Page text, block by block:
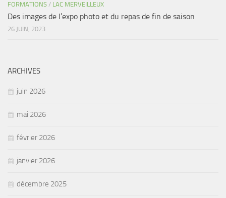
FORMATIONS / LAC MERVEILLEUX
Des images de l’expo photo et du repas de fin de saison
26 JUIN, 2023
ARCHIVES
juin 2026
mai 2026
février 2026
janvier 2026
décembre 2025